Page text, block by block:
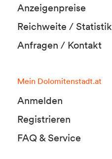
Anzeigenpreise
Reichweite / Statistik
Anfragen / Kontakt
Mein Dolomitenstadt.at
Anmelden
Registrieren
FAQ & Service